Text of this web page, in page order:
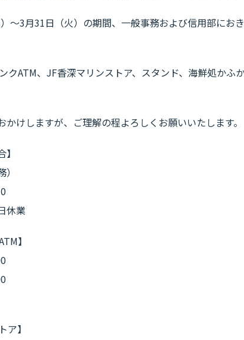
～3月31日（火）の期間、一般事務および信用部にお
クATM、JF香深マリンストア、スタンド、海鮮処かふ
かけしますが、ご理解の程よろしくお願いいたします。
休業
】
ア】